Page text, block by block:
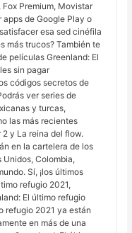
Premium, Movistar
apps de Google Play o
esa sed cinéfila
más trucos? También te
películas Greenland: El
sin pagar
códigos secretos de
ver series de
y turcas,
las más recientes
y La reina del flow.
en la cartelera de los
Unidos, Colombia,
Sí, ¡los últimos
refugio 2021,
El último refugio
refugio 2021 ya están
en más de una